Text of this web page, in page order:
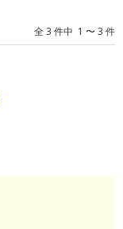
全 3 件中 1 〜 3 件